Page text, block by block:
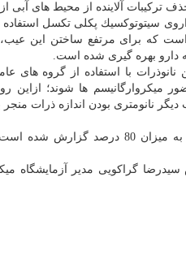
تركیبات آلاینده از محیط های آبی
سیتوتوكسیك پكلی تكسل
كه برای مرتفع ساختن این عیب،
دارو بهره گیری شده است.
با استفاده از گروه های
میكروارگانیسم ها شوند؛ ازاین
نانومتری بودن اندازه ذرات
بازدهی حذف میكروبی داروی پكلی تكسل در غلظت بهینه نانوذرات، 10 میلی گرم بر لیتر، به
گراكویی مدیر آزمایشگاه